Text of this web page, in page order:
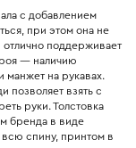
с добавлением
при этом она не
поддерживает
— наличию
манжет на рукавах.
позволяет взять с
руки. Толстовка
бренда в виде
спину, принтом в